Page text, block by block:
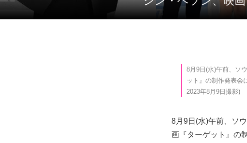
8月9日(水)午前、ソ
ット』の制作発表会
2023年8月9日撮影)
8月9日(水)午前、ソ
画『ターゲット』の